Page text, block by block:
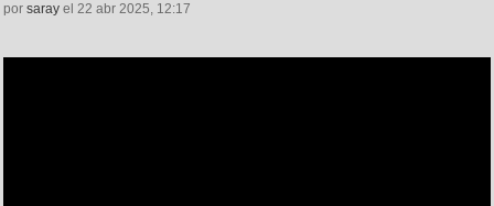
por saray el 22 abr 2025, 12:17